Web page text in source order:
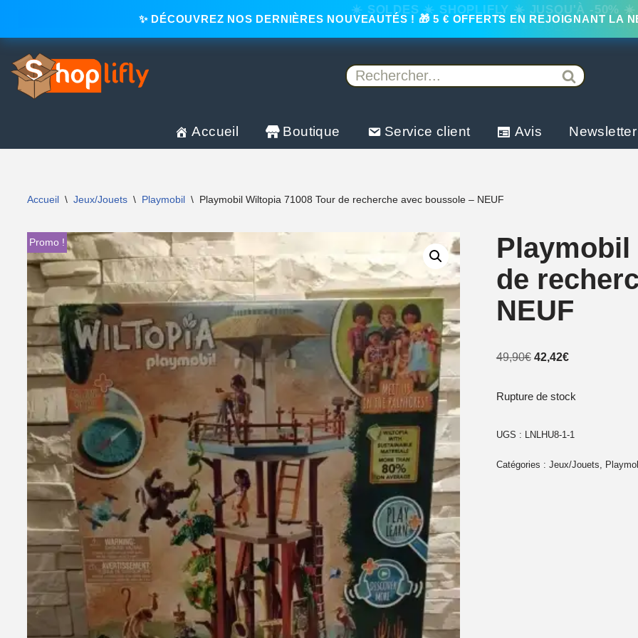
✨ DÉCOUVREZ NOS DERNIÈRES NOUVEAUTÉS ! 🎁 5 € OFFERTS EN REJOIGNANT LA
Aller
au
Accueil Boutique Service client Avis Newsletter
Accueil \ Jeux/Jouets \ Playmobil \ Playmobil Wiltopia 71008 Tour de recherche avec boussole – NEUF
Promo !
Playmobil
de
NEUF
49,90€ 42,42€
Rupture de stock
UGS : LNLHU8-1-1
Catégories : Jeux/Jouets,